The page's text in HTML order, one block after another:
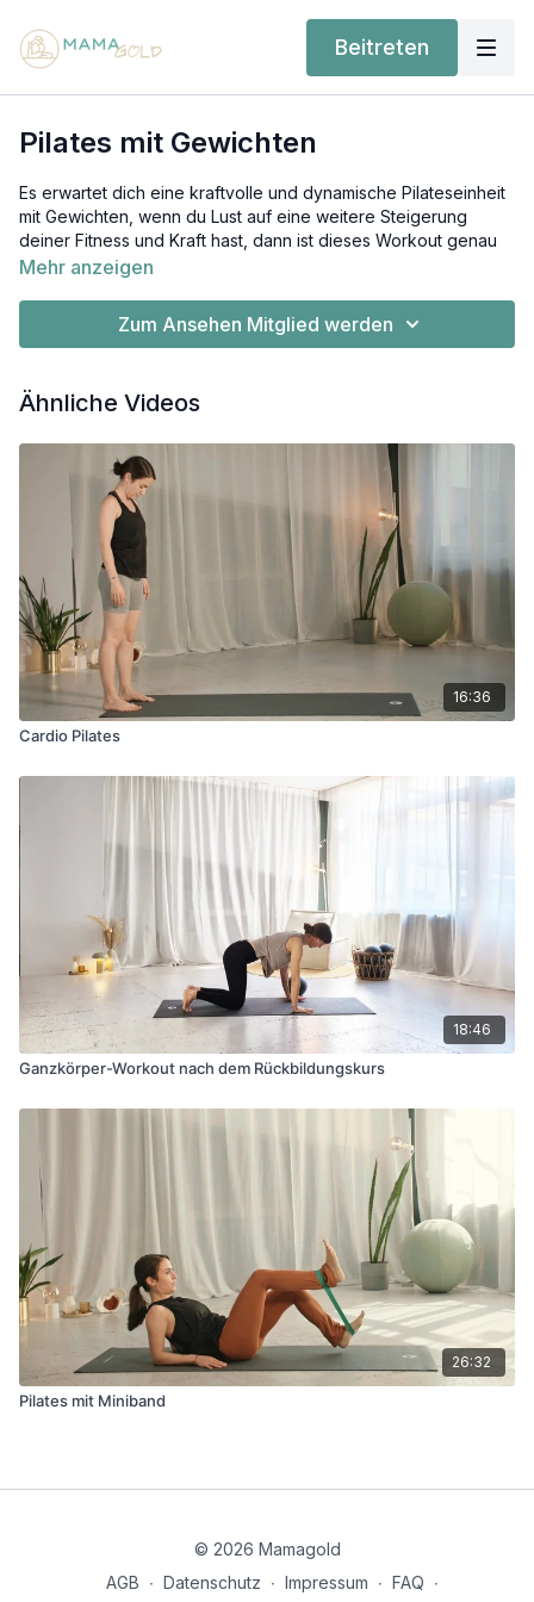
Beitreten
Pilates mit Gewichten
Es erwartet dich eine kraftvolle und dynamische Pilateseinheit
mit Gewichten, wenn du Lust auf eine weitere Steigerung
deiner Fitness und Kraft hast, dann ist dieses Workout genau
das Richtige für dich!
Wasserflaschen. Wenn du spürst es ist zu viel, kannst du die
Eine wichtige Grundvorraussetzung für das Workout ist:
Monate nach Geburt bist und bereits die isolierte
Beckenboden- und Core Aktivierung ohne Probleme
beherrschst.
Signale deines Körpers bei denen du deine Übung anpassen
oder pausieren solltest:
Schmerzen an deinen Geburtsverletzungen, Becken,
Rücken oder Bauch
Allgemeine Schmerzen
Schwindel, Übelkeit, allgemein Unwohlsein Hart werdender
Bauch
Grad der Anstrengung (RPE über 7) (Erklärung siehe Kapitel
"RPE" in deinem PDF Guide)
Vagina, Schmerzen in der Vagina, Fremdkörpergefühl in der
Vagina, wie wenn etwas "rausfallen" würde, unkontrollierter
Abgang von Urin, Gasen oder Stuhlgang
Doming, Coning in der Linea Alba (Mittellinie) zwischen
deiner Rektusdiastase
Allgemeine Kontraindikationen für das Training bzw nur mit
vorheriger ärztlicher Absprache: Krankheit, Diabetes
mellitus Typ 1 und 2, Gestationsdiabetes, chronisches
Asthma, Bluthochdruck, Herzrhythmusstörungen, Herz-
Kreislauferkrankungen, Bandscheibenvorfall, andere
schwere Erkrankungen
Mehr anzeigen
Zum Ansehen Mitglied werden
Ähnliche Videos
16:36
Cardio Pilates
18:46
Ganzkörper-Workout nach dem Rückbildungskurs
26:32
Pilates mit Miniband
© 2026 Mamagold
AGB ∙ Datenschutz ∙ Impressum ∙ FAQ ∙